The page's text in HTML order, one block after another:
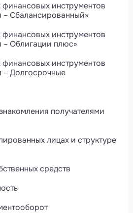
инструментов
– Сбалансированный»
инструментов
– Облигации плюс»
инструментов
– Долгосрочные
получателями
лицах и структуре
средств